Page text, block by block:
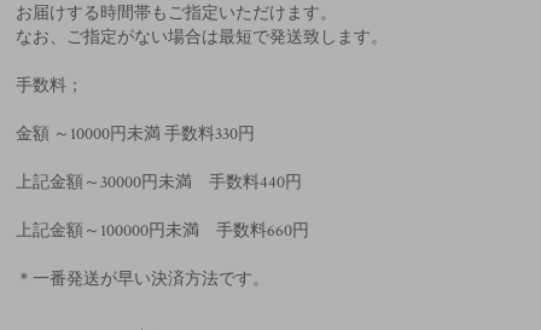
お届けする時間帯もご指定いただけます。
なお、ご指定がない場合は最短で発送致します。
手数料；
金額 ～10000円未満 手数料330円
上記金額～30000円未満 手数料440円
上記金額～100000円未満 手数料660円
＊一番発送が早い決済方法です。